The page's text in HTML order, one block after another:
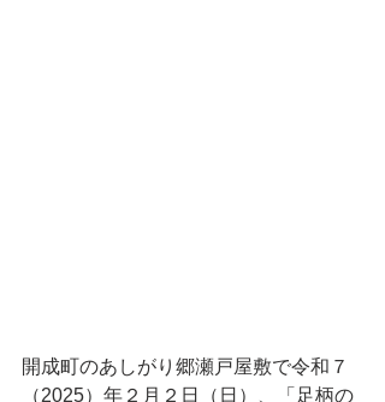
開成町のあしがり郷瀬戸屋敷で令和７
（2025）年２月２日（日）、「足柄の